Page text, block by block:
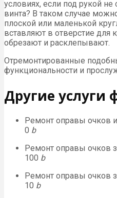
условиях, если под рукой
винта? В таком случае
плоской или маленькой
вставляют в отверстие для
обрезают и расклепывают.
Отремонтированные
функциональности и
Другие услуги
Ремонт оправы очков
0 b
Ремонт оправы очков
100 b
Ремонт оправы очков
10 b